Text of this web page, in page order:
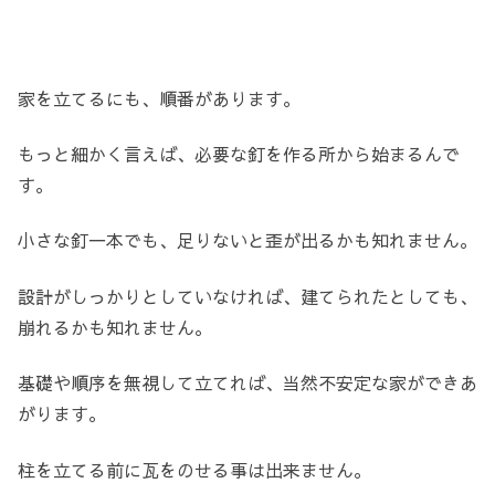
家を立てるにも、順番があります。
もっと細かく言えば、必要な釘を作る所から始まるんで
す。
小さな釘一本でも、足りないと歪が出るかも知れません。
設計がしっかりとしていなければ、建てられたとしても、
崩れるかも知れません。
基礎や順序を無視して立てれば、当然不安定な家ができあ
がります。
柱を立てる前に瓦をのせる事は出来ません。